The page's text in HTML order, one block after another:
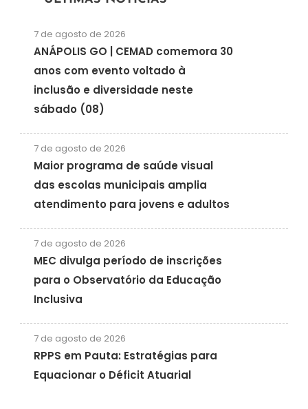
7 de agosto de 2026
ANÁPOLIS GO | CEMAD comemora 30
anos com evento voltado à
inclusão e diversidade neste
sábado (08)
7 de agosto de 2026
Maior programa de saúde visual
das escolas municipais amplia
atendimento para jovens e adultos
7 de agosto de 2026
MEC divulga período de inscrições
para o Observatório da Educação
Inclusiva
7 de agosto de 2026
RPPS em Pauta: Estratégias para
Equacionar o Déficit Atuarial